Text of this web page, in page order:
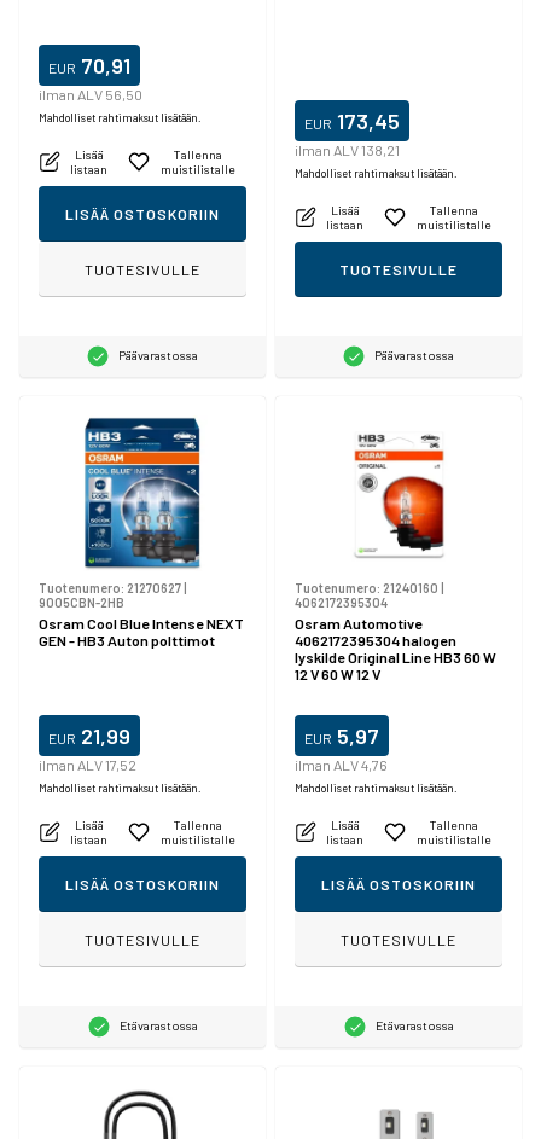
EUR 70,91
ilman ALV 56,50
Mahdolliset rahtimaksut lisätään.
Lisää
listaan
Tallenna
muistilistalle
LISÄÄ OSTOSKORIIN
TUOTESIVULLE
Päävarastossa
EUR 173,45
ilman ALV 138,21
Mahdolliset rahtimaksut lisätään.
Lisää
listaan
Tallenna
muistilistalle
TUOTESIVULLE
Päävarastossa
Tuotenumero: 21270627|
9005CBN-2HB
Osram Cool Blue Intense NEXT
GEN - HB3 Auton polttimot
EUR 21,99
ilman ALV 17,52
Mahdolliset rahtimaksut lisätään.
Lisää
listaan
Tallenna
muistilistalle
LISÄÄ OSTOSKORIIN
TUOTESIVULLE
Etävarastossa
Tuotenumero: 21240160 |
4062172395304
Osram Automotive
4062172395304 halogen
lyskilde Original Line HB3 60 W
12 V 60 W 12 V
EUR 5,97
ilman ALV 4,76
Mahdolliset rahtimaksut lisätään.
Lisää
listaan
Tallenna
muistilistalle
LISÄÄ OSTOSKORIIN
TUOTESIVULLE
Etävarastossa